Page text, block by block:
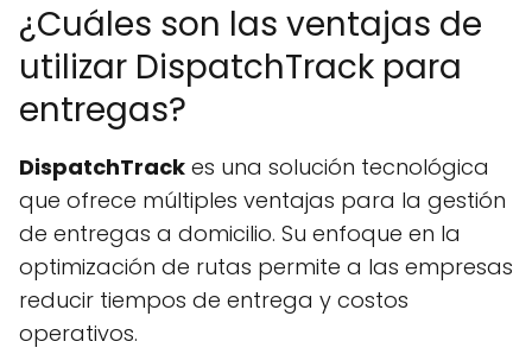
¿Cuáles son las ventajas de
utilizar DispatchTrack para
entregas?
DispatchTrack es una solución tecnológica
que ofrece múltiples ventajas para la gestión
de entregas a domicilio. Su enfoque en la
optimización de rutas permite a las empresas
reducir tiempos de entrega y costos
operativos.